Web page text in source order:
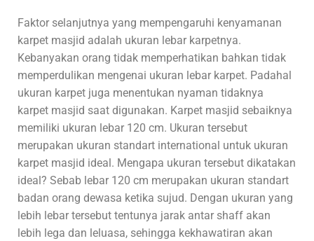
Faktor selanjutnya yang mempengaruhi kenyamanan
karpet masjid adalah ukuran lebar karpetnya.
Kebanyakan orang tidak memperhatikan bahkan tidak
memperdulikan mengenai ukuran lebar karpet. Padahal
ukuran karpet juga menentukan nyaman tidaknya
karpet masjid saat digunakan. Karpet masjid sebaiknya
memiliki ukuran lebar 120 cm. Ukuran tersebut
merupakan ukuran standart international untuk ukuran
karpet masjid ideal. Mengapa ukuran tersebut dikatakan
ideal? Sebab lebar 120 cm merupakan ukuran standart
badan orang dewasa ketika sujud. Dengan ukuran yang
lebih lebar tersebut tentunya jarak antar shaff akan
lebih lega dan leluasa, sehingga kekhawatiran akan